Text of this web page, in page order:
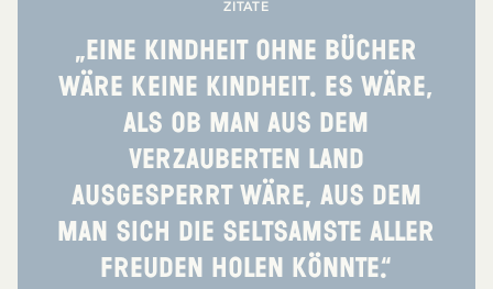
ZITATE
„Eine Kindheit ohne Bücher
wäre keine Kindheit. Es wäre,
als ob man aus dem
verzauberten Land
ausgesperrt wäre, aus dem
man sich die seltsamste aller
Freuden holen könnte.“